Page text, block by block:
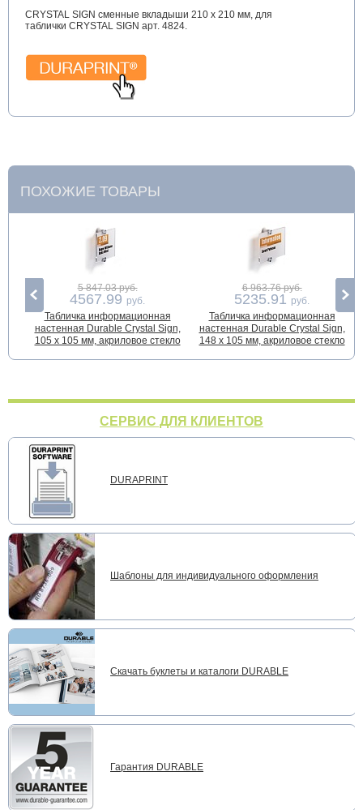
CRYSTAL SIGN сменные вкладыши 210 x 210 мм, для
таблички CRYSTAL SIGN арт. 4824.
ПОХОЖИЕ ТОВАРЫ
5 847.03 руб.
4567.99 руб.
Табличка информационная
настенная Durable Crystal Sign,
105 x 105 мм, акриловое стекло
6 963.76 руб.
5235.91 руб.
Табличка информационная
настенная Durable Crystal Sign,
148 x 105 мм, акриловое стекло
СЕРВИС ДЛЯ КЛИЕНТОВ
DURAPRINT
Шаблоны для индивидуального оформления
Скачать буклеты и каталоги DURABLE
Гарантия DURABLE